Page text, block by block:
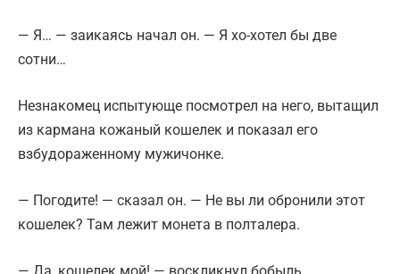
— Я… — заикаясь начал он. — Я хо-хотел бы две
сотни…
Незнакомец испытующе посмотрел на него, вытащил
из кармана кожаный кошелек и показал его
взбудораженному мужичонке.
— Погодите! — сказал он. — Не вы ли обронили этот
кошелек? Там лежит монета в полталера.
— Да, кошелек мой! — воскликнул бобыль.